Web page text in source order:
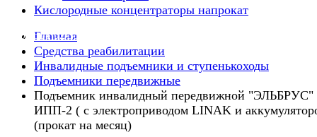
Кислородные концентраторы напрокат
8 800 551 02 33
Главная
Средства реабилитации
Инвалидные подъемники и ступенькоходы
Подъемники передвижные
Подъемник инвалидный передвижной "ЭЛЬБРУС"
ИПП-2 ( с электроприводом LINAK и
(прокат на месяц)